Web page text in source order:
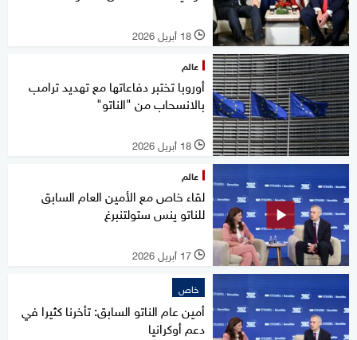
l 18 أبريل 2026
عالم
أوروبا تختبر دفاعاتها مع تهديد ترامب
بالانسحاب من "الناتو"
l 18 أبريل 2026
عالم
لقاء خاص مع الأمين العام السابق
للناتو ينس ستولتنبرغ
l 17 أبريل 2026
خاص
أمين عام الناتو السابق: تأخرنا كثيرا في
دعم أوكرانيا